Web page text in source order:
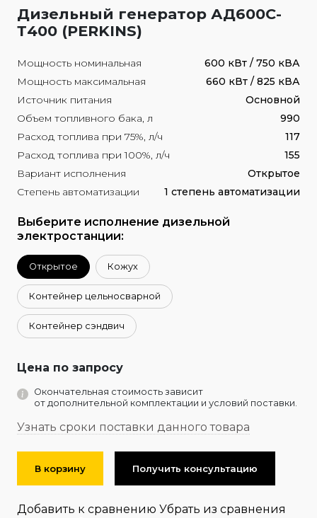
Дизельный генератор АД600С-
Т400 (PERKINS)
Мощность номинальная
600 кВт / 750 кВА
Мощность максимальная
660 кВт / 825 кВА
Источник питания
Основной
Объем топливного бака, л
990
Расход топлива при 75%, л/ч
117
Расход топлива при 100%, л/ч
155
Вариант исполнения
Открытое
Степень автоматизации
1 степень автоматизации
Выберите исполнение дизельной
электростанции:
Открытое Кожух
Контейнер цельносварной
Контейнер сэндвич
Цена по запросу
Окончательная стоимость зависит
от дополнительной комплектации и условий поставки.
Узнать сроки поставки данного товара
В корзину Получить консультацию
Добавить к сравнению Убрать из сравнения